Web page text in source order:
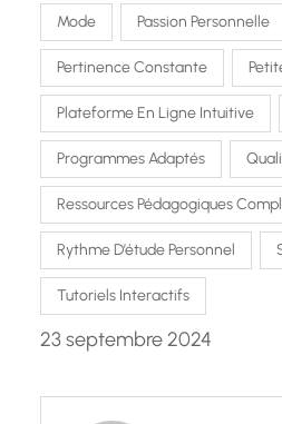
Mode Passion Personnelle
Pertinence Constante
Plateforme En Ligne Intuitive
Programmes Adaptés
Ressources Pédagogiques
Rythme D’étude Personnel
Tutoriels Interactifs
23 septembre 2024